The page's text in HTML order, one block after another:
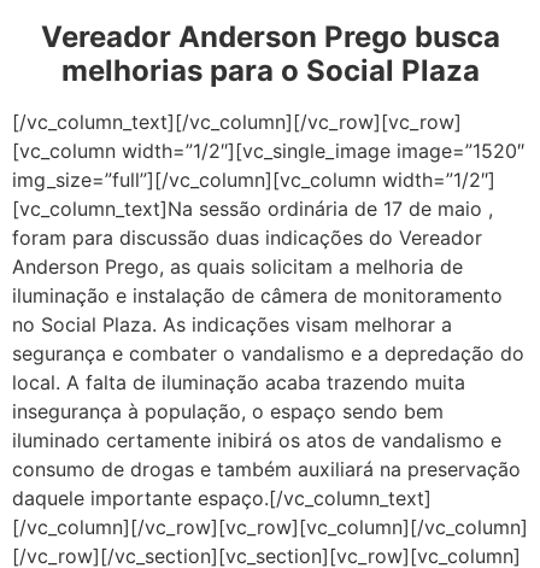
Vereador Anderson Prego busca
melhorias para o Social Plaza
[/vc_column_text][/vc_column][/vc_row][vc_row]
[vc_column width=”1/2″][vc_single_image image=”1520″
img_size=”full”][/vc_column][vc_column width=”1/2″]
[vc_column_text]Na sessão ordinária de 17 de maio ,
foram para discussão duas indicações do Vereador
Anderson Prego, as quais solicitam a melhoria de
iluminação e instalação de câmera de monitoramento
no Social Plaza. As indicações visam melhorar a
segurança e combater o vandalismo e a depredação do
local. A falta de iluminação acaba trazendo muita
insegurança à população, o espaço sendo bem
iluminado certamente inibirá os atos de vandalismo e
consumo de drogas e também auxiliará na preservação
daquele importante espaço.[/vc_column_text]
[/vc_column][/vc_row][vc_row][vc_column][/vc_column]
[/vc_row][/vc_section][vc_section][vc_row][vc_column]